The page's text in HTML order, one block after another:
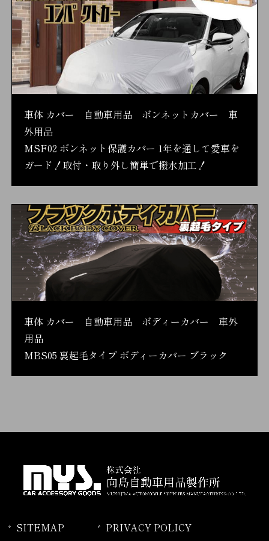
車体 カバー 自動車用品 ボンネットカバー 車
外用品
MSF02 ボンネット保護カバー 1年を通して愛車を
ガード！取付・取り外し簡単で撥水加工！
車体 カバー 自動車用品 ボディーカバー 車外
用品
MBS05 裏起毛タイプ ボディーカバー ブラック
SITEMAP PRIVACY POLICY